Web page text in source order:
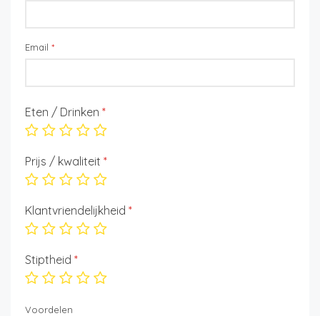
Email *
Eten / Drinken *
Prijs / kwaliteit *
Klantvriendelijkheid *
Stiptheid *
Voordelen